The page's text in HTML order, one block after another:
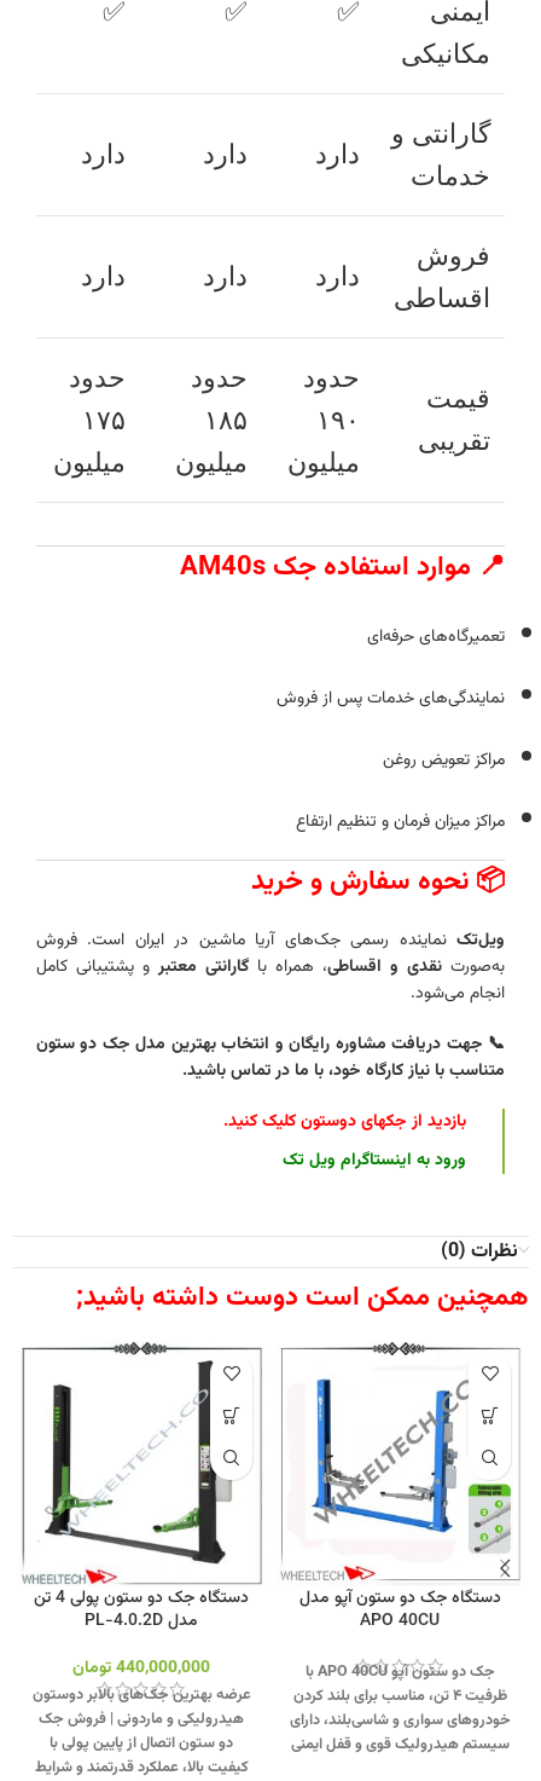
ایمنی
مکانیکی
✅
✅
✅
گارانتی و
خدمات
دارد دارد دارد
فروش
اقساطی
دارد دارد دارد
قیمت
تقریبی
حدود
۱۹۰
میلیون
حدود
۱۸۵
میلیون
حدود
۱۷۵
میلیون
📍 موارد استفاده جک AM40s
تعمیرگاه‌های حرفه‌ای
نمایندگی‌های خدمات پس از فروش
مراکز تعویض روغن
مراکز میزان فرمان و تنظیم ارتفاع
📦 نحوه سفارش و خرید
ویل‌تک نماینده رسمی جک‌های آریا ماشین در ایران است. فروش
به‌صورت نقدی و اقساطی، همراه با گارانتی معتبرو پشتیبانی کامل
انجام می‌شود.
📞 جهت دریافت مشاوره رایگان و انتخاب بهترین مدل جک دو ستون
متناسب با نیاز کارگاه خود، با ما در تماس باشید.
بازدید از جکهای دوستون کلیک کنید.
ورود به اینستاگرام ویل تک
نظرات (0)
همچنین ممکن است دوست داشته باشید;
دستگاه جک دو ستون آپو مدل
APO 40CU
جک دو ستون آپو APO 40CU با
ظرفیت ۴ تن، مناسب برای بلند کردن
خودروهای سواری و شاسی‌بلند، دارای
سیستم هیدرولیک قوی و قفل ایمنی
دستگاه جک دو ستون پولی 4 تن
مدل PL-4.0.2D
440,000,000تومان
عرضه بهترین جک‌های بالابر دوستون
هیدرولیکی و ماردونی | فروش جک
دو ستون اتصال از پایین پولی با
کیفیت بالا، عملکرد قدرتمند و شرایط